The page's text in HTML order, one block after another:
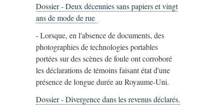
Dossier - Deux décennies sans papiers et vingt
ans de mode de rue
- Lorsque, en l'absence de documents, des
photographies de technologies portables
portées sur des scènes de foule ont corroboré
les déclarations de témoins faisant état d'une
présence de longue durée au Royaume-Uni.
Dossier - Divergence dans les revenus déclarés.